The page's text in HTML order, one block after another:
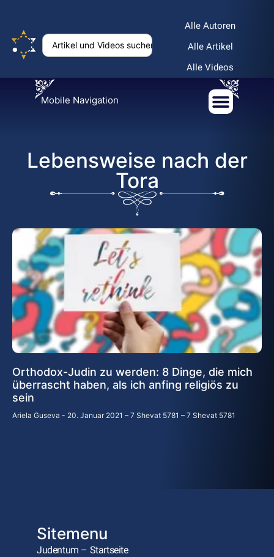
Alle Autoren
Alle Artikel
Alle Videos
Mobile Navigation
Lebensweise nach der
Tora
Orthodox-Judin zu werden: 8 Dinge, die mich
überrascht haben, als ich anfing religiös zu
sein
Ariela Guseva 20. Januar 2021 – 7 Shevat 5781 – 7 Shevat 5781
Sitemenu
Judentum – Startseite